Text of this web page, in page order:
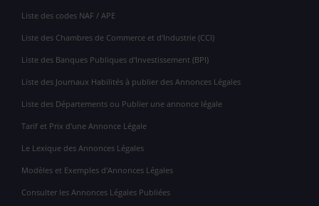
Liste des codes NAF / APE
Liste des Chambres de Commerce et d'Industrie (CCI)
Liste des Banques Publiques d'Investissement (BPI)
Liste des Journaux Habilités à publier des Annonces Légales
Liste des Départements ou Publier une annonce légale
Tarif et Prix d'une Annonce Légale
Le Lexique des Annonces Légales
Modèles et Exemples d'Annonces Légales
Consulter les Annonces Légales Publiées